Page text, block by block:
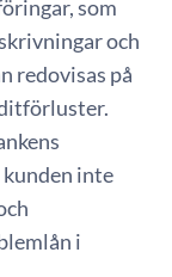
som
och
redovisas på
inte
i